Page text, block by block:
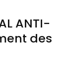
ANTI-
des